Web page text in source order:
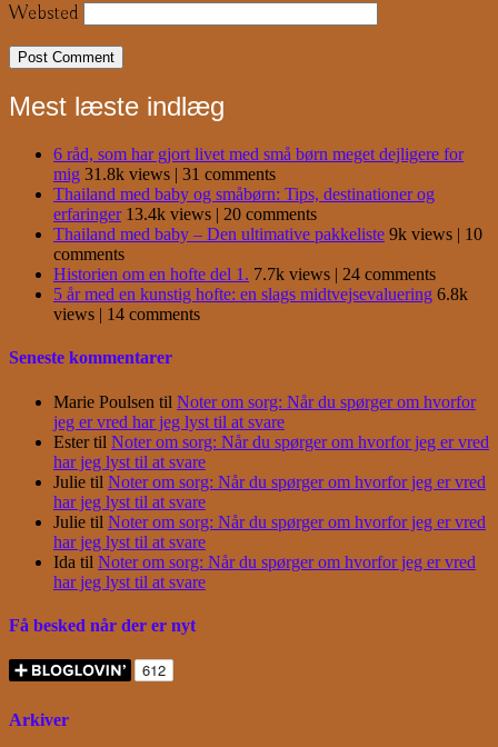
Websted
Mest læste indlæg
6 råd, som har gjort livet med små børn meget dejligere for
mig 31.8k views | 31 comments
Thailand med baby og småbørn: Tips, destinationer og
erfaringer 13.4k views | 20 comments
Thailand med baby – Den ultimative pakkeliste 9k views | 10
comments
Historien om en hofte del 1. 7.7k views | 24 comments
5 år med en kunstig hofte: en slags midtvejsevaluering 6.8k
views | 14 comments
Seneste kommentarer
Marie Poulsen til Noter om sorg: Når du spørger om hvorfor
jeg er vred har jeg lyst til at svare
Estertil Noter om sorg: Når du spørger om hvorfor jeg er vred
har jeg lyst til at svare
Julie til Noter om sorg: Når du spørger om hvorfor jeg er vred
har jeg lyst til at svare
Julie til Noter om sorg: Når du spørger om hvorfor jeg er vred
har jeg lyst til at svare
Ida til Noter om sorg: Når du spørger om hvorfor jeg er vred
har jeg lyst til at svare
Få besked når der er nyt
Arkiver